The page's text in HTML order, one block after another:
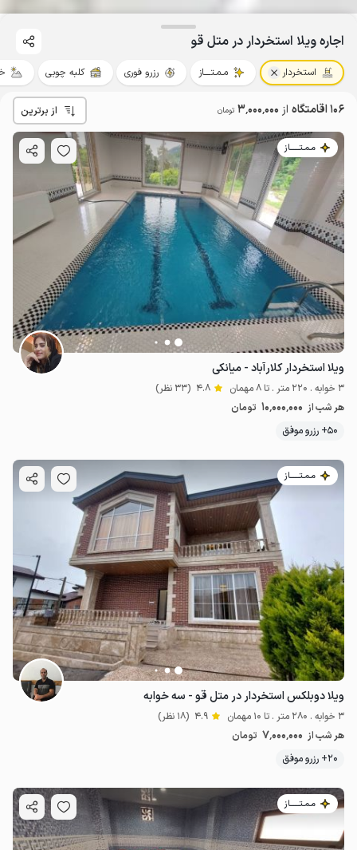
اجاره ویلا استخردار در متل قو
استخردار مـمـتــــاز رزرو فوری کلبه چوبی
106 اقامتگاه از 3٬000٬000 تومان از برترین
مـمـتــــــاز
ویلا استخردار کلارآباد - میانکی
3 خوابه . 220 متر . تا 8 مهمان 4.8 (33 نظر)
هر شب از 10٬000٬000 تومان
50+ رزرو موفق
مـمـتــــــاز
ویلا دوبلکس استخردار در متل قو - سه خوابه
3 خوابه . 280 متر . تا 10 مهمان 4.9 (18 نظر)
هر شب از 7٬000٬000 تومان
20+ رزرو موفق
مـمـتــــــاز